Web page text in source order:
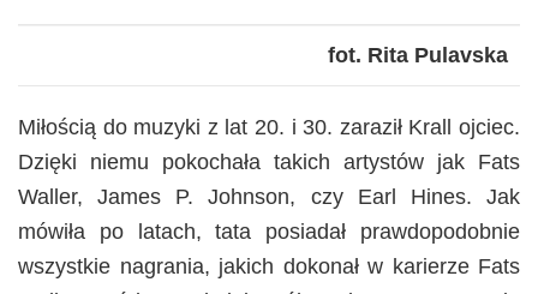
fot. Rita Pulavska
Miłością do muzyki z lat 20. i 30. zaraził Krall ojciec.
Dzięki niemu pokochała takich artystów jak Fats
Waller, James P. Johnson, czy Earl Hines. Jak
mówiła po latach, tata posiadał prawdopodobnie
wszystkie nagrania, jakich dokonał w karierze Fats